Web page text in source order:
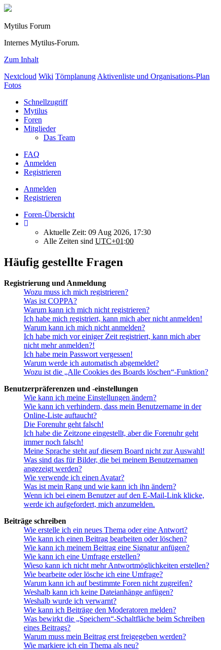
Mytilus Forum
Internes Mytilus-Forum.
Zum Inhalt
Nextcloud Wiki Törnplanung Aktivenliste und Organisations-Plan
Fotos
Schnellzugriff
Mytilus
Foren
Mitglieder
Das Team
FAQ
Anmelden
Registrieren
Anmelden
Registrieren
Foren-Übersicht
Aktuelle Zeit: 09 Aug 2026, 17:30
Alle Zeiten sind UTC+01:00
Häufig gestellte Fragen
Registrierung und Anmeldung
Wozu muss ich mich registrieren?
Was ist COPPA?
Warum kann ich mich nicht registrieren?
Ich habe mich registriert, kann mich aber nicht anmelden!
Warum kann ich mich nicht anmelden?
Ich habe mich vor einiger Zeit registriert, kann mich aber
nicht mehr anmelden?!
Ich habe mein Passwort vergessen!
Warum werde ich automatisch abgemeldet?
Wozu ist die „Alle Cookies des Boards löschen“-Funktion?
Benutzerpräferenzen und -einstellungen
Wie kann ich meine Einstellungen ändern?
Wie kann ich verhindern, dass mein Benutzername in der
Online-Liste auftaucht?
Die Forenuhr geht falsch!
Ich habe die Zeitzone eingestellt, aber die Forenuhr geht
immer noch falsch!
Meine Sprache steht auf diesem Board nicht zur Auswahl!
Was sind das für Bilder, die bei meinem Benutzernamen
angezeigt werden?
Wie verwende ich einen Avatar?
Was ist mein Rang und wie kann ich ihn ändern?
Wenn ich bei einem Benutzer auf den E-Mail-Link klicke,
werde ich aufgefordert, mich anzumelden.
Beiträge schreiben
Wie erstelle ich ein neues Thema oder eine Antwort?
Wie kann ich einen Beitrag bearbeiten oder löschen?
Wie kann ich meinem Beitrag eine Signatur anfügen?
Wie kann ich eine Umfrage erstellen?
Wieso kann ich nicht mehr Antwortmöglichkeiten erstellen?
Wie bearbeite oder lösche ich eine Umfrage?
Warum kann ich auf bestimmte Foren nicht zugreifen?
Weshalb kann ich keine Dateianhänge anfügen?
Weshalb wurde ich verwarnt?
Wie kann ich Beiträge den Moderatoren melden?
Was bewirkt die „Speichern“-Schaltfläche beim Schreiben
eines Beitrags?
Warum muss mein Beitrag erst freigegeben werden?
Wie markiere ich ein Thema als neu?